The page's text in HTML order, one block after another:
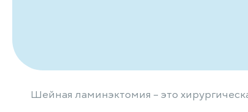
Шейная ламинэктомия – это